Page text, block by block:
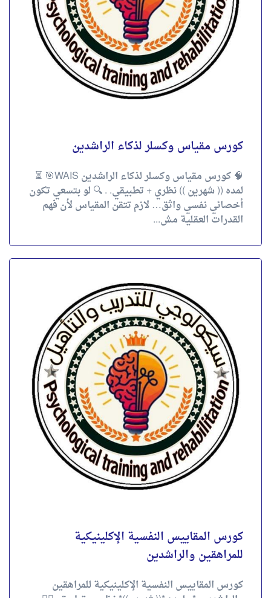
كورس مقياس وكسلر لذكاء الراشدين
🧠 كورس مقياس وكسلر لذكاء الراشدين WAIS🎯 ⏳
لمده (( شهرين )) نظري + تطبيقي. . 🔍 لو بتسعي تكون
أخصائي نفسي واثق… لازم تتقن المقياس لأن فهم
القدرات العقلية مش...
تقييم4.00
out of 5
احجز الآن
كورس المقاييس النفسية الإكلينيكية
للمراهقين والراشدين
كورس المقاييس النفسية الإكلينيكية للمراهقين
كورس المقاييس النفسية الإكلينيكية
للمراهقين والراشدين
كورس المقاييس النفسية الإكلينيكية للمراهقين
والراشدين .* . لمده *((شهرين))* نظري وتطبيقي✌🏻 .
📢 *لمشاهدة المحاضرة التعريفية للكورس ولتقييم
شرح المحاضر:-*👇🏻 . 🤚 من...
تقييم
4.00
out of 5
احجز الآن